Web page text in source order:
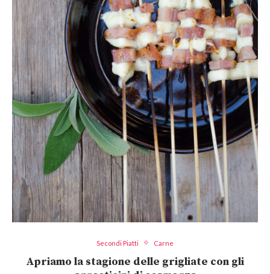
Secondi Piatti Carne
Apriamo la stagione delle grigliate con gli